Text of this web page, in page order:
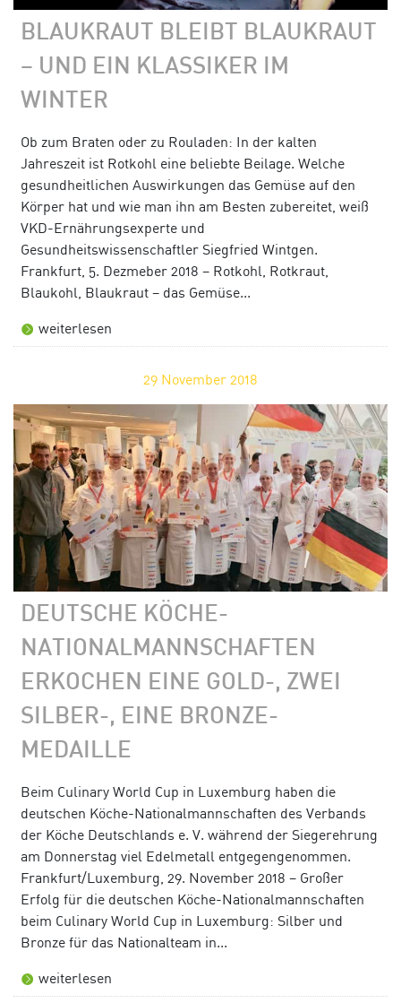
BLAUKRAUT BLEIBT BLAUKRAUT
– UND EIN KLASSIKER IM
WINTER
Ob zum Braten oder zu Rouladen: In der kalten
Jahreszeit ist Rotkohl eine beliebte Beilage. Welche
gesundheitlichen Auswirkungen das Gemüse auf den
Körper hat und wie man ihn am Besten zubereitet, weiß
VKD-Ernährungsexperte und
Gesundheitswissenschaftler Siegfried Wintgen.
Frankfurt, 5. Dezmeber 2018 – Rotkohl, Rotkraut,
Blaukohl, Blaukraut – das Gemüse...
weiterlesen
29 November 2018
DEUTSCHE KÖCHE-
NATIONALMANNSCHAFTEN
ERKOCHEN EINE GOLD-, ZWEI
SILBER-, EINE BRONZE-
MEDAILLE
Beim Culinary World Cup in Luxemburg haben die
deutschen Köche-Nationalmannschaften des Verbands
der Köche Deutschlands e. V. während der Siegerehrung
am Donnerstag viel Edelmetall entgegengenommen.
Frankfurt/Luxemburg, 29. November 2018 – Großer
Erfolg für die deutschen Köche-Nationalmannschaften
beim Culinary World Cup in Luxemburg: Silber und
Bronze für das Nationalteam in...
weiterlesen